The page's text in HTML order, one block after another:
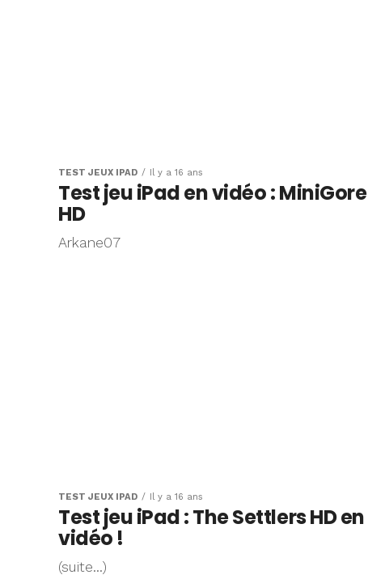
TEST JEUX IPAD Il y a 16 ans
Test jeu iPad en vidéo : MiniGore
HD
Arkane07
TEST JEUX IPAD Il y a 16 ans
Test jeu iPad : The Settlers HD en
vidéo !
(suite…)